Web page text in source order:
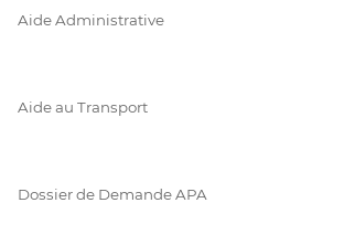
Aide Administrative
Aide au Transport
Dossier de Demande APA